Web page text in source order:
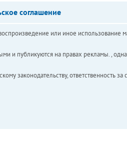
соглашение
или иное использование
и публикуются на правах рекламы. ,
законодательству, ответственность